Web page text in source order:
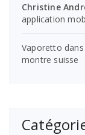
Christine
application
Vaporetto
montre suisse